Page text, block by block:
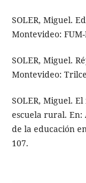
SOLER, Miguel.
Montevideo:
SOLER, Miguel.
Montevideo:
SOLER, Miguel.
escuela rural. En:
de la educación
107.